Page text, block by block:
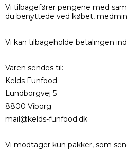
Vi tilbagefører pengene med
du benyttede ved købet,
Vi kan tilbageholde betalingen
Varen sendes til:
Kelds Funfood
Lundborgvej 5
8800 Viborg
mail@kelds-funfood.dk
Vi modtager kun pakker, som